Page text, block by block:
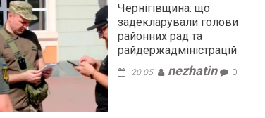
Чернігівщина: що
задекларували голови
районних рад та
райдержадміністрацій
20.05. nezhatin 0